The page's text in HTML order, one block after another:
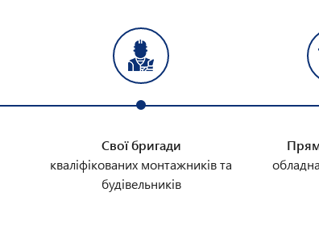
Свої бригади
кваліфікованих монтажників та
будівельників